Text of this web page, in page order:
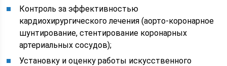
Контроль за эффективностью
кардиохирургического лечения (аорто-коронарное
шунтирование, стентирование коронарных
артериальных сосудов);
Установку и оценку работы искусственного